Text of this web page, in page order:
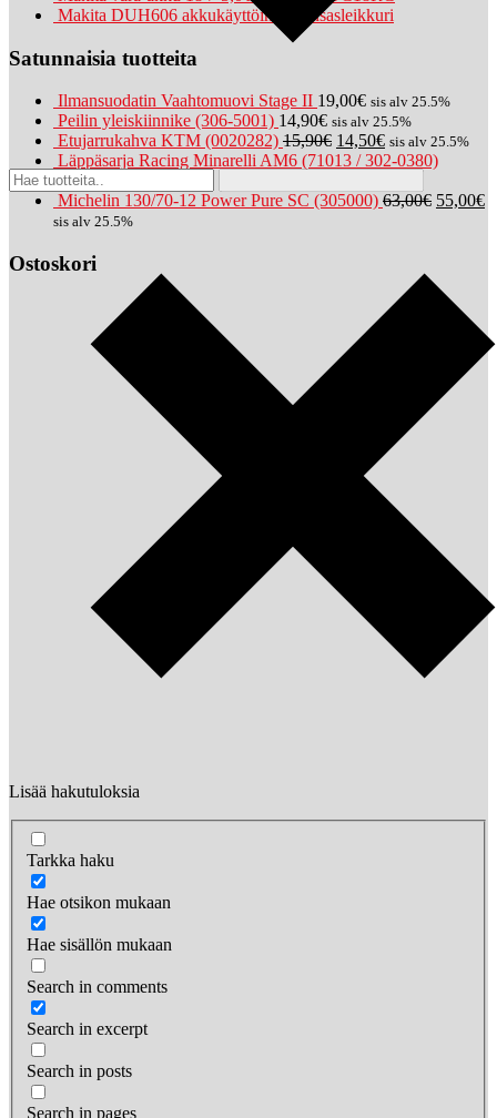
Makita DUH606 akkukäyttöinen pensasleikkuri
Satunnaisia tuotteita
Ilmansuodatin Vaahtomuovi Stage II 19,00€ sis alv 25.5%
Peilin yleiskiinnike (306-5001) 14,90€ sis alv 25.5%
Etujarrukahva KTM (0020282) 15,90€ 14,50€ sis alv 25.5%
Läppäsarja Racing Minarelli AM6 (71013 / 302-0380)
24,90€
Michelin 130/70-12 Power Pure SC (305000) 63,00€ 55,00€
sis alv 25.5%
Ostoskori
Lisää hakutuloksia
Tarkka haku
Hae otsikon mukaan
Hae sisällön mukaan
Search in comments
Search in excerpt
Search in posts
Search in pages